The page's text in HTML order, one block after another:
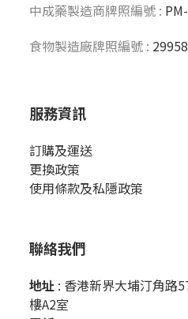
中成藥製造商牌照編號 :
食物製造廠牌照編號 :
服務資訊
訂購及運送
更換政策
使用條款及私隱政策
聯絡我們
地址 : 香港新界大埔汀角路
樓A2室